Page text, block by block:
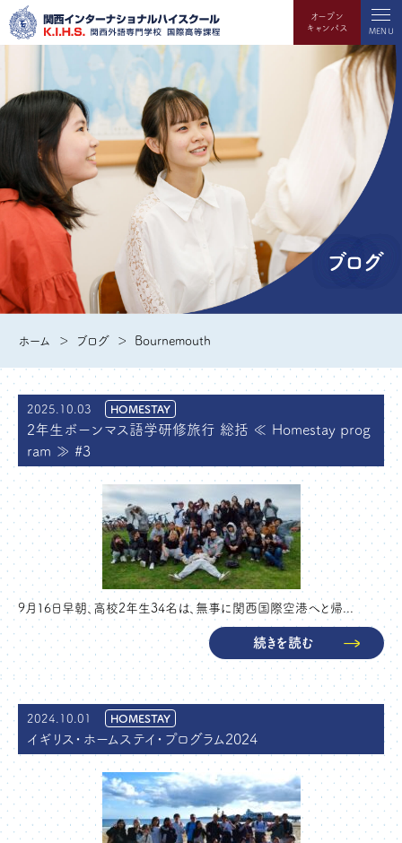
オープン
キャンパス
MENU
ブログ
ホーム ブログ Bournemouth
2025.10.03 HOMESTAY
2年生ボーンマス語学研修旅行 総括 ≪ Homestay prog
ram ≫ #3
9月16日早朝、高校2年生34名は、無事に関西国際空港へと帰...
続きを読む
2024.10.01 HOMESTAY
イギリス・ホームステイ・プログラム2024